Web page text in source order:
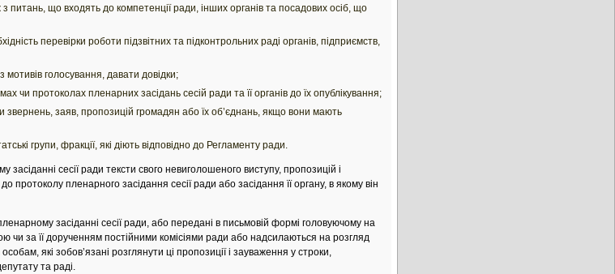
з питань, що входять до компетенції ради, інших органів та посадових осіб, що
перевірки роботи підзвітних та підконтрольних раді органів, підприємств,
мотивів голосування, давати довідки;
чи протоколах пленарних засідань сесій ради та її органів до їх опублікування;
звернень, заяв, пропозицій громадян або їх об’єднань, якщо вони мають
групи, фракції, які діють відповідно до Регламенту ради.
сесії ради тексти свого невиголошеного виступу, пропозицій і
пленарного засідання сесії ради або засідання її органу, в якому він
засіданні сесії ради, або передані в письмовій формі головуючому на
чи за її дорученням постійними комісіями ради або надсилаються на розгляд
які зобов’язані розглянути ці пропозиції і зауваження у строки,
та раді.